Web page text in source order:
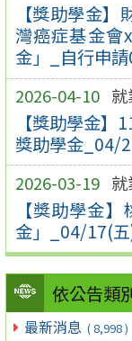
【獎助學金
灣癌症基金會
金」_自行申
2026-04-10 就
【獎助學金
獎助學金_04/
2026-03-19 就
【獎助學金
金」_04/17(
依公告類
最新消息 ( 8,998 )